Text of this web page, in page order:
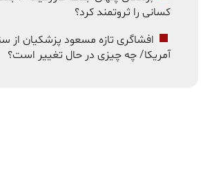
کسانی را ثروتمند کرد؟
افشاگری تازه مسعود پزشکیان از
آمریکا/ چه چیزی در حال تغییر است؟